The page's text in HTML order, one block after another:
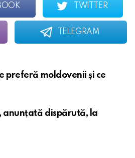
TWITTER
TELEGRAM
preferă moldovenii și ce
anunțată dispărută, la